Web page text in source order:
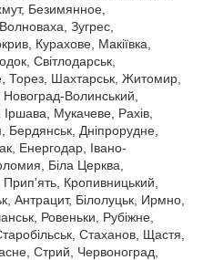
Безимянное,
Зугрес,
Курахове, Макіївка,
Світлодарськ,
Торез, Шахтарськ, Житомир,
Новоград-Волинський,
Мукачеве, Рахів,
Бердянськ, Дніпрорудне,
Енергодар, Івано-
Біла Церква,
Кропивницький,
Антрацит, Білолуцьк, Ирмно,
Ровеньки, Рубіжне,
Стаханов, Щастя,
Стрий, Червоноград,